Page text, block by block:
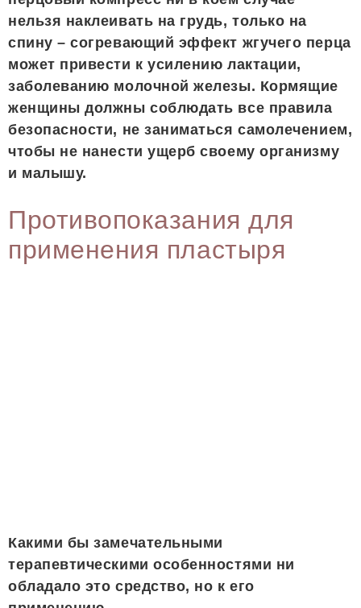
нельзя наклеивать на грудь, только на
спину – согревающий эффект жгучего перца
может привести к усилению лактации,
заболеванию молочной железы. Кормящие
женщины должны соблюдать все правила
безопасности, не заниматься самолечением,
чтобы не нанести ущерб своему организму
и малышу.
Противопоказания для
применения пластыря
Какими бы замечательными
терапевтическими особенностями ни
обладало это средство, но к его